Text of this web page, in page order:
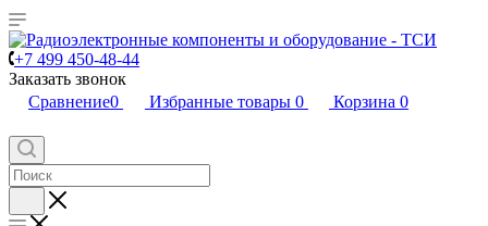
+7 499 450-48-44
Заказать звонок
Сравнение0 Избранные товары 0 Корзина 0